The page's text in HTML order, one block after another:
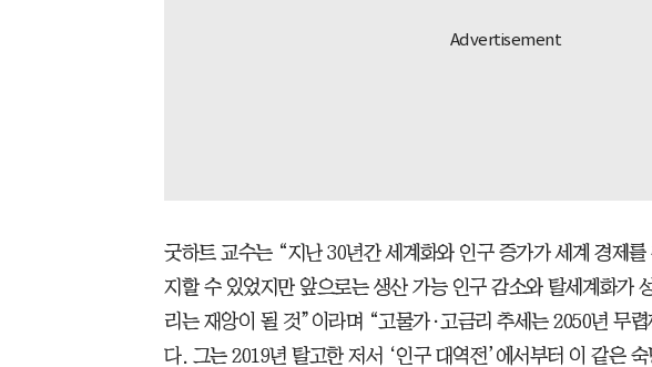
굿하트 교수는 “지난 30년간 세계화와 인구 증가가 세계 경제
지할 수 있었지만 앞으로는 생산 가능 인구 감소와 탈세계화가
리는 재앙이 될 것”이라며 “고물가·고금리 추세는 2050년 무
다. 그는 2019년 탈고한 저서 ‘인구 대역전’에서부터 이 같은